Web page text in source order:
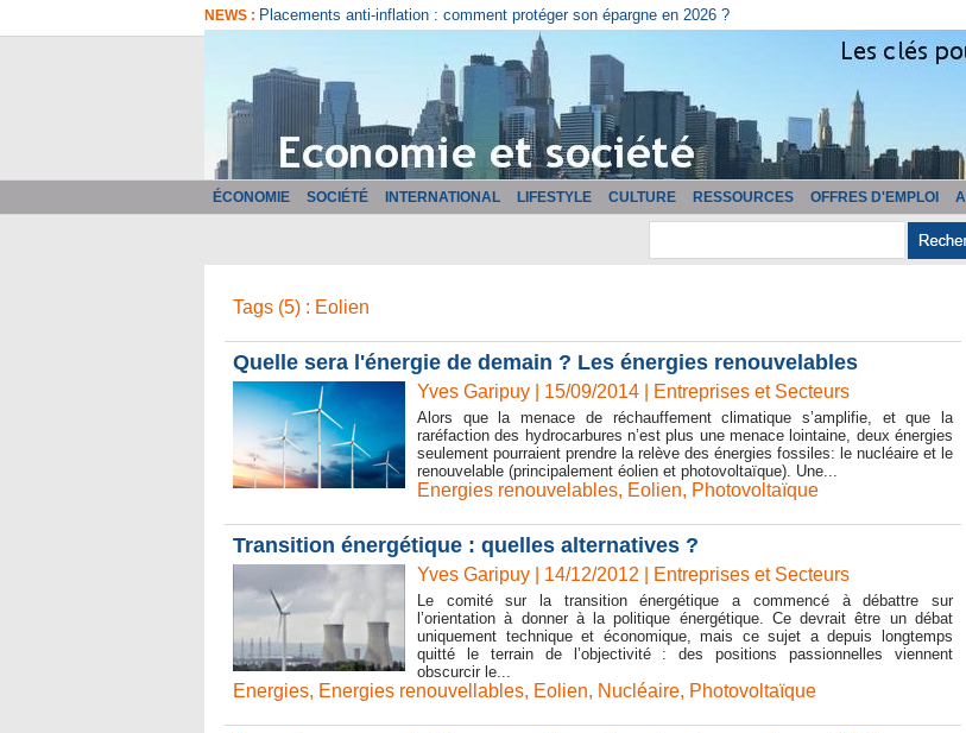
NEWS : Placements anti-inflation : comment protéger son épargne en 2026 ?
ÉCONOMIE SOCIÉTÉ INTERNATIONAL LIFESTYLE CULTURE RESSOURCES OFFRES D'EMPLOI
Tags (5) : Eolien
Quelle sera l'énergie de demain ? Les énergies renouvelables
Yves Garipuy | 15/09/2014 Entreprises et Secteurs
Alors que la menace de réchauffement climatique s’amplifie, et que la
raréfaction des hydrocarbures n’est plus une menace lointaine, deux énergies
seulement pourraient prendre la relève des énergies fossiles: le nucléaire et le
renouvelable (principalement éolien et photovoltaïque). Une...
Energies renouvelables, Eolien, Photovoltaïque
Transition énergétique : quelles alternatives ?
Yves Garipuy | 14/12/2012 Entreprises et Secteurs
Le comité sur la transition énergétique a commencé à débattre sur
l’orientation à donner à la politique énergétique. Ce devrait être un débat
uniquement technique et économique, mais ce sujet a depuis longtemps
quitté le terrain de l’objectivité : des positions passionnelles viennent
obscurcir le...
Energies, Energies renouvellables, Eolien, Nucléaire, Photovoltaïque